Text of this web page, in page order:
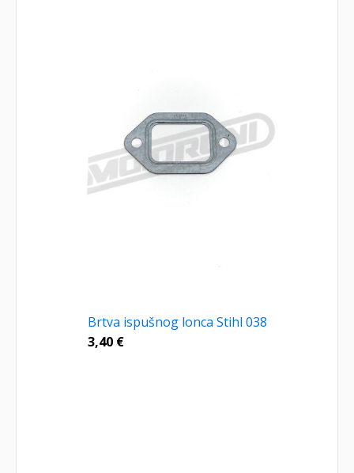
Brtva ispušnog lonca Stihl 038
3,40 €